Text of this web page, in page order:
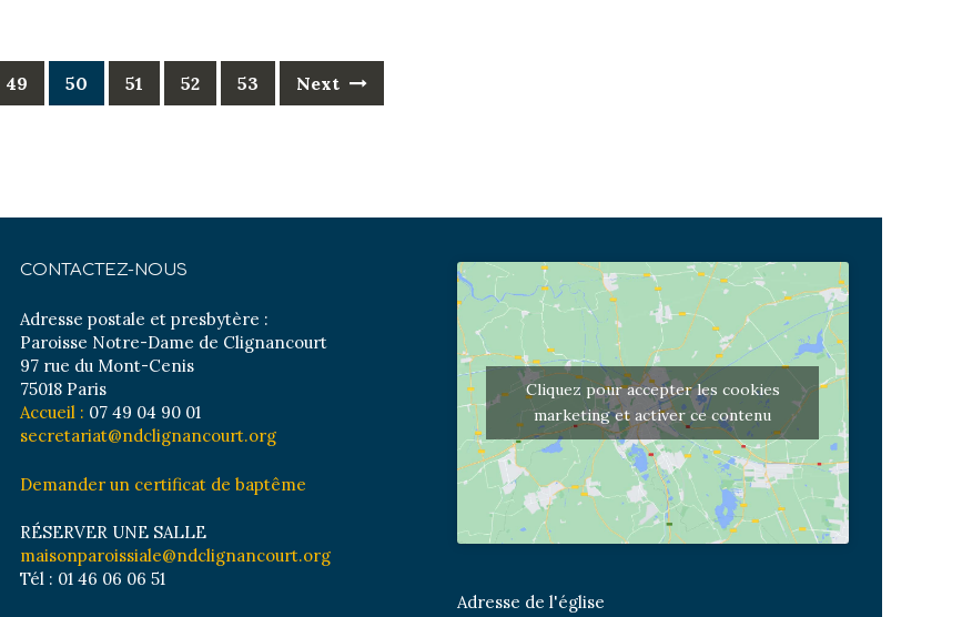
49 50 51 52 53 Next
CONTACTEZ-NOUS
Adresse postale et presbytère :
Paroisse Notre-Dame de Clignancourt
97 rue du Mont-Cenis
75018 Paris
Accueil : 07 49 04 90 01
secretariat@ndclignancourt.org
Demander un certificat de baptême
RÉSERVER UNE SALLE
maisonparoissiale@ndclignancourt.org
Tél : 01 46 06 06 51
Cliquez pour accepter les cookies
marketing et activer ce contenu
Adresse de l'église